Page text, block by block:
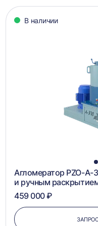
В наличии
1
Агломератор PZO-
и ручным
459 000 ₽